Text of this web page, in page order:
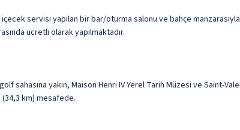
servisi yapılan bir bar/oturma salonu ve bahçe
ücretli olarak yapılmaktadır.
sahasına yakın, Maison Henri IV Yerel Tarih Müzesi ve Saint-
km) mesafede.